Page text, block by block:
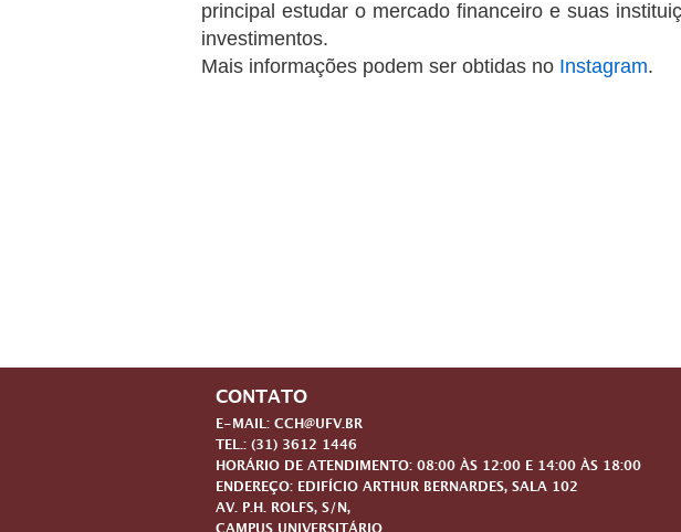
principal estudar o mercado financeiro e suas
investimentos.
Mais informações podem ser obtidas no Instagram.
CONTATO
E-MAIL: CCH@UFV.BR
TEL.: (31) 3612 1446
HORÁRIO DE ATENDIMENTO: 08:00 ÀS 12:00 E 14:00 ÀS 18:00
ENDEREÇO: EDIFÍCIO ARTHUR BERNARDES, SALA 102
AV. P.H. ROLFS, S/N,